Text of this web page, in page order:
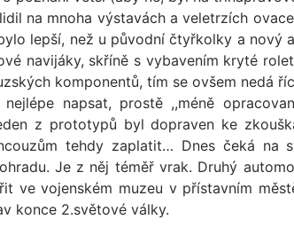
na mnoha výstavách a veletrzích
lepší, než u původní čtyřkolky a nový
navijáky, skříně s vybavením kryté
komponentů, tím se ovšem nedá
napsat, prostě ,,méně
z prototypů byl dopraven ke
tehdy zaplatit… Dnes čeká na
Je z něj téměř vrak. Druhý
ve vojenském muzeu v přístavním
konce 2.světové války.